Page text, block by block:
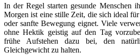
In der Regel starten gesunde Menschen
Morgen ist eine stille Zeit, die sich ideal
oder sanfte Bewegung eignet. Viele
ohne Hektik geistig auf den Tag
frühe Aufstehen dazu bei, den
Gleichgewicht zu halten.